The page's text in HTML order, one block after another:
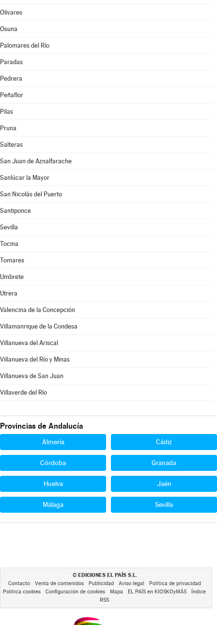
Olivares
Osuna
Palomares del Río
Paradas
Pedrera
Peñaflor
Pilas
Pruna
Salteras
San Juan de Aznalfarache
Sanlúcar la Mayor
San Nicolás del Puerto
Santiponce
Sevilla
Tocina
Tomares
Umbrete
Utrera
Valencina de la Concepción
Villamanrique de la Condesa
Villanueva del Ariscal
Villanueva del Río y Minas
Villanueva de San Juan
Villaverde del Río
Provincias de Andalucía
Almería Cádiz
Córdoba Granada
Huelva Jaén
Málaga Sevilla
© EDICIONES EL PAÍS S.L.
Contacto Venta de contenidos Publicidad Aviso legal
Política de privacidad
Política cookies
Configuración de cookies Mapa EL PAÍS en KIOSKOyMÁS
Índice
RSS